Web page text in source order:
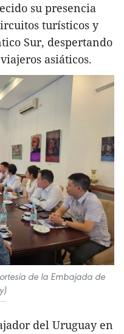
su presencia
turísticos y
Sur, despertando
asiáticos.
de la Embajada de
del Uruguay en